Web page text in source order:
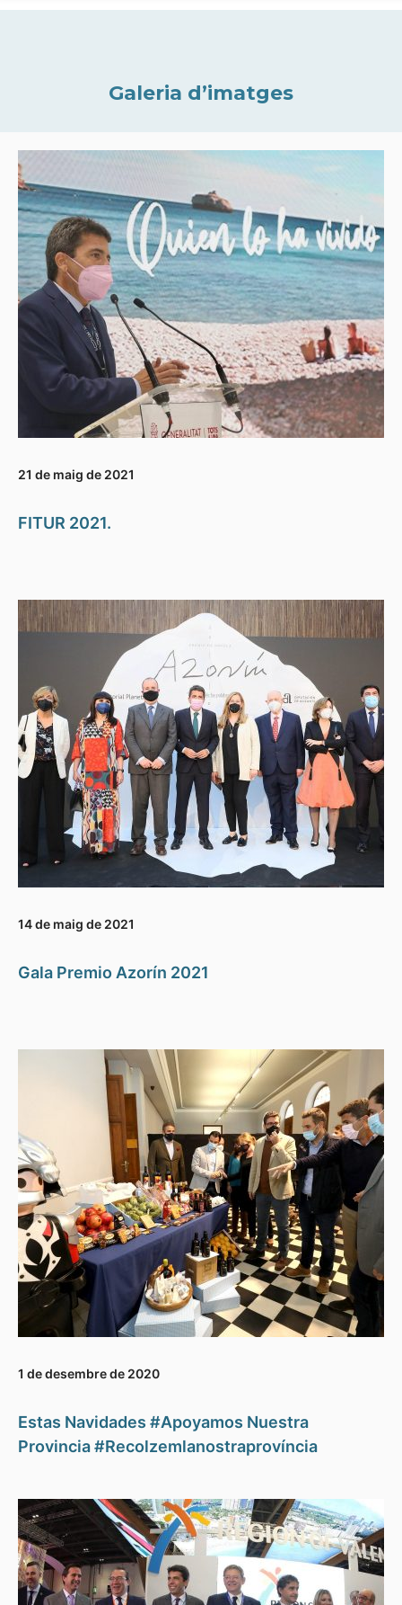
Galeria d’imatges
21 de maig de 2021
FITUR 2021.
14 de maig de 2021
Gala Premio Azorín 2021
1 de desembre de 2020
Estas Navidades #Apoyamos Nuestra
Provincia #Recolzemlanostraprovíncia